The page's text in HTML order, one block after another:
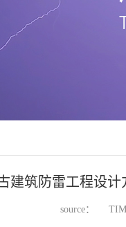
建筑防雷工程设计
source：